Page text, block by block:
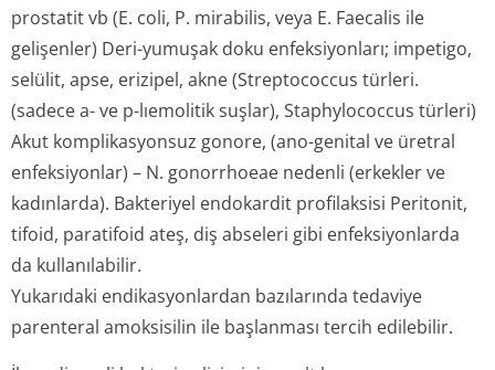
prostatit vb (E. coli, P. mirabilis, veya E. Faecalis ile
gelişenler) Deri-yumuşak doku enfeksiyonları; impetigo,
selülit, apse, erizipel, akne (Streptococcus türleri.
(sadece a- ve p-lıemolitik suşlar), Staphylococcus türleri)
Akut komplikasyonsuz gonore, (ano-genital ve üretral
enfeksiyonlar) – N. gonorrhoeae nedenli (erkekler ve
kadınlarda). Bakteriyel endokardit profilaksisi Peritonit,
tifoid, paratifoid ateş, diş abseleri gibi enfeksiyonlarda
da kullanılabilir.
Yukarıdaki endikasyonlardan bazılarında tedaviye
parenteral amoksisilin ile başlanması tercih edilebilir.